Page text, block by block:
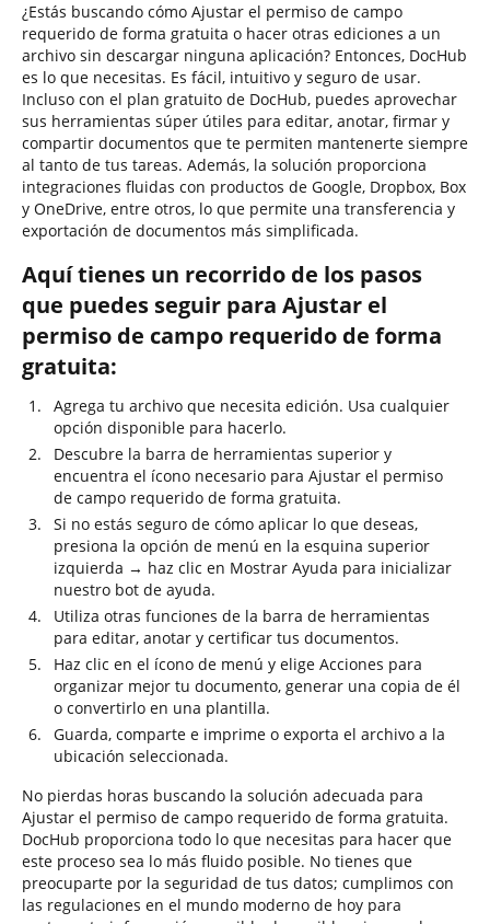
¿Estás buscando cómo Ajustar el permiso de campo
requerido de forma gratuita o hacer otras ediciones a un
archivo sin descargar ninguna aplicación? Entonces, DocHub
es lo que necesitas. Es fácil, intuitivo y seguro de usar.
Incluso con el plan gratuito de DocHub, puedes aprovechar
sus herramientas súper útiles para editar, anotar, firmar y
compartir documentos que te permiten mantenerte siempre
al tanto de tus tareas. Además, la solución proporciona
integraciones fluidas con productos de Google, Dropbox, Box
y OneDrive, entre otros, lo que permite una transferencia y
exportación de documentos más simplificada.
Aquí tienes un recorrido de los pasos
que puedes seguir para Ajustar el
permiso de campo requerido de forma
gratuita:
Agrega tu archivo que necesita edición. Usa cualquier
opción disponible para hacerlo.
Descubre la barra de herramientas superior y
encuentra el ícono necesario para Ajustar el permiso
de campo requerido de forma gratuita.
Si no estás seguro de cómo aplicar lo que deseas,
presiona la opción de menú en la esquina superior
izquierda → haz clic en Mostrar Ayuda para inicializar
nuestro bot de ayuda.
Utiliza otras funciones de la barra de herramientas
para editar, anotar y certificar tus documentos.
Haz clic en el ícono de menú y elige Acciones para
organizar mejor tu documento, generar una copia de él
o convertirlo en una plantilla.
Guarda, comparte e imprime o exporta el archivo a la
ubicación seleccionada.
No pierdas horas buscando la solución adecuada para
Ajustar el permiso de campo requerido de forma gratuita.
DocHub proporciona todo lo que necesitas para hacer que
este proceso sea lo más fluido posible. No tienes que
preocuparte por la seguridad de tus datos; cumplimos con
las regulaciones en el mundo moderno de hoy para